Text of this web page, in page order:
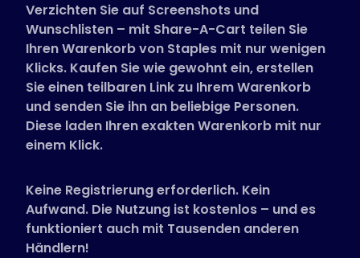
Deutsch (German)
Verzichten Sie auf Screenshots und
Wunschlisten – mit Share-A-Cart teilen Sie
Ihren Warenkorb von Staples mit nur wenigen
Klicks. Kaufen Sie wie gewohnt ein, erstellen
Sie einen teilbaren Link zu Ihrem Warenkorb
und senden Sie ihn an beliebige Personen.
Diese laden Ihren exakten Warenkorb mit nur
einem Klick.
Keine Registrierung erforderlich. Kein
Aufwand. Die Nutzung ist kostenlos – und es
funktioniert auch mit Tausenden anderen
Händlern!